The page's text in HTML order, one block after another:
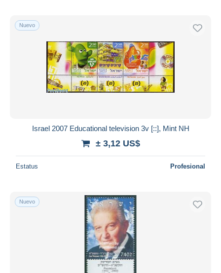
Nuevo
Israel 2007 Educational television 3v [::], Mint NH
± 3,12 US$
Estatus Profesional
Nuevo